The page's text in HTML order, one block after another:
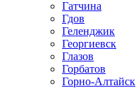
Гатчина
Гдов
Геленджик
Георгиевск
Глазов
Горбатов
Горно-Алтайск